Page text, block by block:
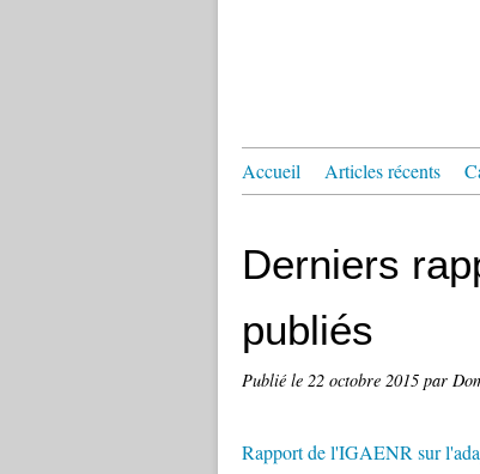
Accueil Articles récents
Derniers
publiés
Publié le 22 octobre 2015 par
Rapport de l'IGAENR sur